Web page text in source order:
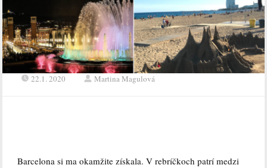
22.1. 2020 Martina Magulová
Barcelona si ma okamžite získala.V rebríčkoch patrí medzi